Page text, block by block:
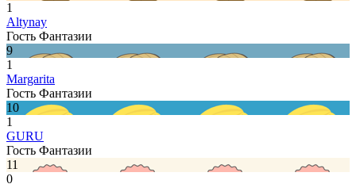
1
Altynay
Гость Фантазии
9
1
Margarita
Гость Фантазии
10
1
GURU
Гость Фантазии
11
0